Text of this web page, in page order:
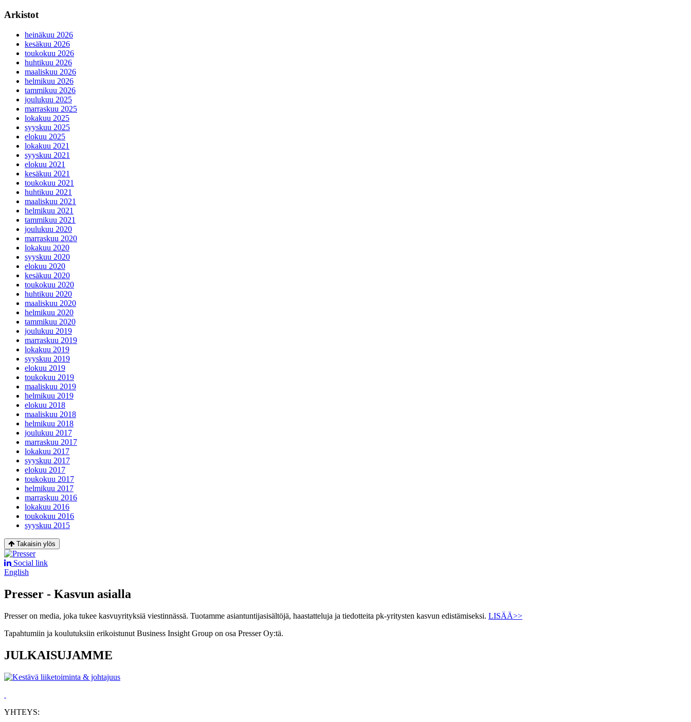
Arkistot
heinäkuu 2026
kesäkuu 2026
toukokuu 2026
huhtikuu 2026
maaliskuu 2026
helmikuu 2026
tammikuu 2026
joulukuu 2025
marraskuu 2025
lokakuu 2025
syyskuu 2025
elokuu 2025
lokakuu 2021
syyskuu 2021
elokuu 2021
kesäkuu 2021
toukokuu 2021
huhtikuu 2021
maaliskuu 2021
helmikuu 2021
tammikuu 2021
joulukuu 2020
marraskuu 2020
lokakuu 2020
syyskuu 2020
elokuu 2020
kesäkuu 2020
toukokuu 2020
huhtikuu 2020
maaliskuu 2020
helmikuu 2020
tammikuu 2020
joulukuu 2019
marraskuu 2019
lokakuu 2019
syyskuu 2019
elokuu 2019
toukokuu 2019
maaliskuu 2019
helmikuu 2019
elokuu 2018
maaliskuu 2018
helmikuu 2018
joulukuu 2017
marraskuu 2017
lokakuu 2017
syyskuu 2017
elokuu 2017
toukokuu 2017
helmikuu 2017
marraskuu 2016
lokakuu 2016
toukokuu 2016
syyskuu 2015
Takaisin ylös
Social link
English
Presser - Kasvun asialla
Presser on media, joka tukee kasvuyrityksiä viestinnässä. Tuotamme asiantuntijasisältöjä, haastatteluja ja tiedotteita pk-yritysten kasvun edistämiseksi. LISÄÄ>>
Tapahtumiin ja koulutuksiin erikoistunut Business Insight Group on osa Presser Oy:tä.
JULKAISUJAMME
YHTEYS: